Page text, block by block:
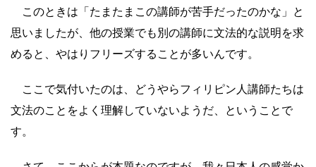
このときは「たまたまこの講師が苦手だったのかな」と
思いましたが、他の授業でも別の講師に文法的な説明を求
めると、やはりフリーズすることが多いんです。
ここで気付いたのは、どうやらフィリピン人講師たちは
文法のことをよく理解していないようだ、ということで
す。